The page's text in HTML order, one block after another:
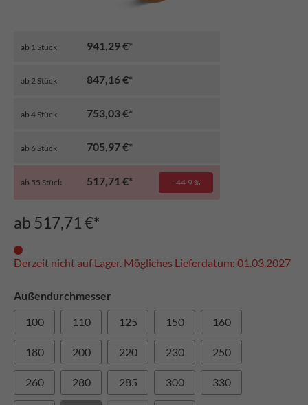
ab 517,71 €*
Derzeit nicht auf Lager. Mögliches Lieferdatum: 01.03.2027
Außendurchmesser
100
110 125 150 160
180 200 220 230 250
260 280 285 300 330
ab 1 Stück 941,29 €*
ab 2 Stück 847,16 €*
ab 4 Stück 753,03 €*
ab 6 Stück 705,97 €*
ab 55 Stück 517,71 €* - 44.9 %